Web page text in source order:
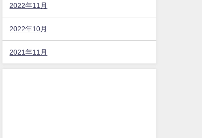
2022年11月
2022年10月
2021年11月